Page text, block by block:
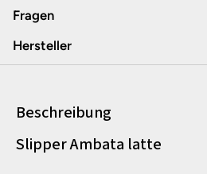
Fragen
Hersteller
Beschreibung
Produktinformationen
Slipper Ambata latte